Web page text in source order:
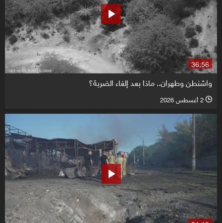
36:56
واشنطن وطهران.. ماذا بعد إلغاء الضربة؟
l 2 أغسطس 2026